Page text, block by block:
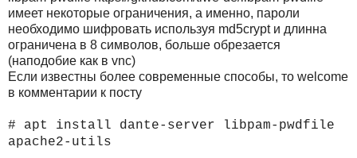
имеет некоторые ограничения, а именно, пароли
необходимо шифровать используя md5crypt и длинна
ограничена в 8 символов, больше обрезается
(наподобие как в vnc)
Если известны более современные способы, то welcome
в комментарии к посту
# apt install dante-server libpam-pwdfile
apache2-utils